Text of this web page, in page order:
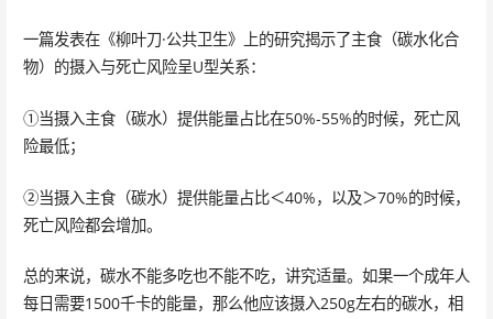
一篇发表在《柳叶刀·公共卫生》上的研究揭示了主食（碳水化合
物）的摄入与死亡风险呈U型关系：
①当摄入主食（碳水）提供能量占比在50%-55%的时候，死亡风
险最低；
②当摄入主食（碳水）提供能量占比＜40%，以及＞70%的时候，
死亡风险都会增加。
总的来说，碳水不能多吃也不能不吃，讲究适量。如果一个成年人
每日需要1500千卡的能量，那么他应该摄入250g左右的碳水，相